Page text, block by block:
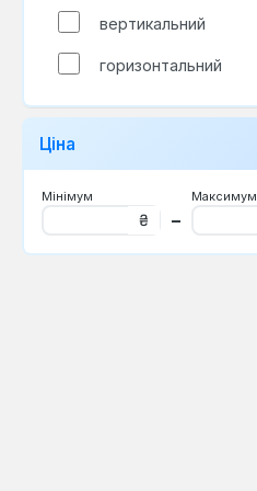
вертикальний
горизонтальний
Ціна
Мінімум
₴ –
Максимум